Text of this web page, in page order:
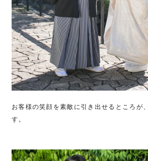
お客様の笑顔を素敵に引き出せるところが
す。